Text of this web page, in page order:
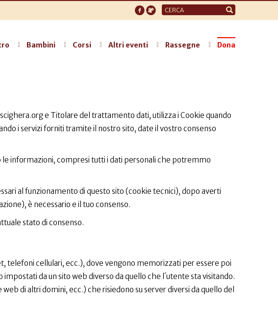
Form
di
Bambini Corsi Altri eventi Rassegne Dona
e Titolare del trattamento dati, utilizza i Cookie quando
i servizi forniti tramite il nostro sito, date il vostro consenso
le informazioni, compresi tutti i dati personali che potremmo
al funzionamento di questo sito (cookie tecnici), dopo averti
è necessario e il tuo consenso.
stato di consenso.
telefoni cellulari, ecc.), dove vengono memorizzati per essere poi
da un sito web diverso da quello che l´utente sta visitando.
di altri domini, ecc.) che risiedono su server diversi da quello del